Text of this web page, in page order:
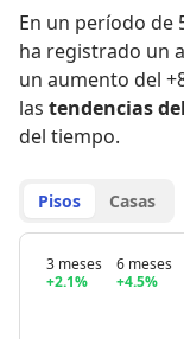
En un período de
ha registrado un
un aumento del
las tendencias
del tiempo.
Pisos Casas
3 meses
+2.1%
6 meses
+4.5%